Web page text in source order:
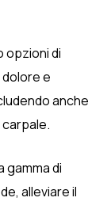
opzioni di
e
anche
gamma di
alleviare il